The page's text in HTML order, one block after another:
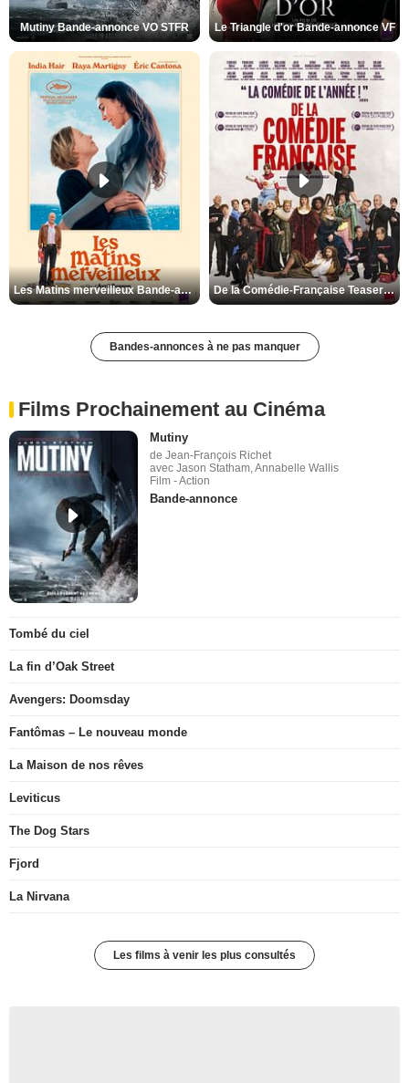
Mutiny Bande-annonce VO STFR Le Triangle d'or Bande-annonce VF
Les Matins merveilleux Bande-annonce VF De la Comédie-Française Teaser VF
Bandes-annonces à ne pas manquer
Films Prochainement au Cinéma
Mutiny
de Jean-François Richet
avec Jason Statham, Annabelle Wallis
Film - Action
Bande-annonce
Tombé du ciel
La fin d’Oak Street
Avengers: Doomsday
Fantômas – Le nouveau monde
La Maison de nos rêves
Leviticus
The Dog Stars
Fjord
La Nirvana
Les films à venir les plus consultés